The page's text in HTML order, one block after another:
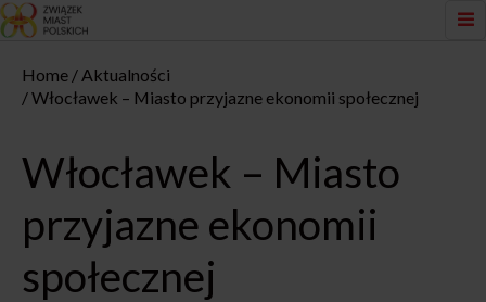
Home
Aktualności
Włocławek – Miasto przyjazne ekonomii społecznej
Włocławek – Miasto
przyjazne ekonomii
społecznej